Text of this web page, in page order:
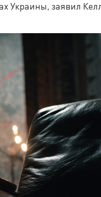
Украины, заявил